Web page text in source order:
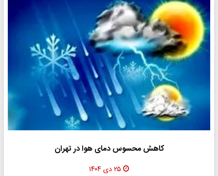
کاهش محسوس دمای هوا در تهران
۲۵ دی ۱۴۰۴